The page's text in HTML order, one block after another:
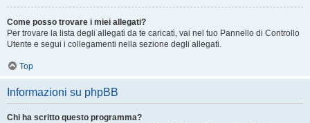
Come posso trovare i miei allegati?
Per trovare la lista degli allegati da te caricati, vai nel tuo Pannello di Controllo
Utente e segui i collegamenti nella sezione degli allegati.
Top
Informazioni su phpBB
Chi ha scritto questo programma?